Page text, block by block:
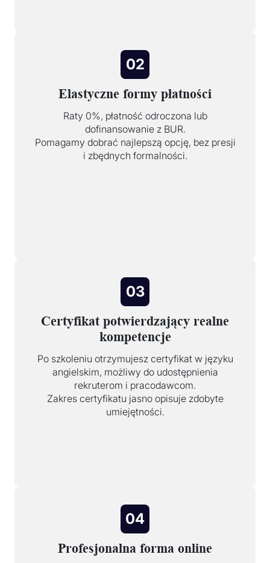
02
Elastyczne formy płatności
Raty 0%, płatność odroczona lub
dofinansowanie z BUR.
Pomagamy dobrać najlepszą opcję, bez presji
i zbędnych formalności.
03
Certyfikat potwierdzający realne
kompetencje
Po szkoleniu otrzymujesz certyfikat w języku
angielskim, możliwy do udostępnienia
rekruterom i pracodawcom.
Zakres certyfikatu jasno opisuje zdobyte
umiejętności.
04
Profesjonalna forma online